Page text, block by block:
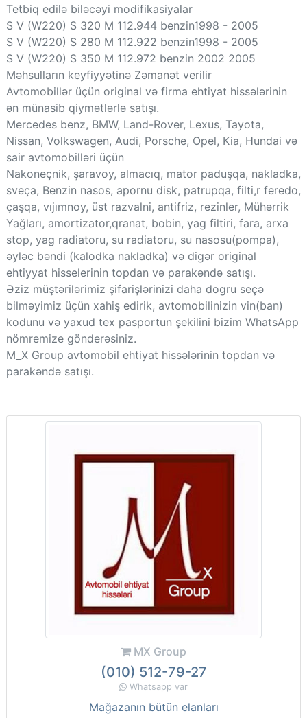
Tetbiq edilə biləcəyi modifikasiyalar
S V (W220) S 320 M 112.944 benzin1998 - 2005
S V (W220) S 280 M 112.922 benzin1998 - 2005
S V (W220) S 350 M 112.972 benzin 2002 2005
Məhsulların keyfiyyətinə Zəmanət verilir
Avtomobillər üçün original və firma ehtiyat hissələrinin
ən münasib qiymətlərlə satışı.
Mercedes benz, BMW, Land-Rover, Lexus, Tayota,
Nissan, Volkswagen, Audi, Porsche, Opel, Kia, Hundai və
sair avtomobilləri üçün
Nakoneçnik, şaravoy, almacıq, mator paduşqa, nakladka,
sveça, Benzin nasos, apornu disk, patrupqa, filti,r feredo,
çaşqa, vıjımnoy, üst razvalni, antifriz, rezinler, Mühərrik
Yağları, amortizator,qranat, bobin, yag filtiri, fara, arxa
stop, yag radiatoru, su radiatoru, su nasosu(pompa),
əyləc bəndi (kalodka nakladka) və digər original
ehtiyyat hisselerinin topdan və parakəndə satışı.
Əziz müştərilərimiz şifarişlərinizi daha dogru seçə
bilməyimiz üçün xahiş edirik, avtomobilinizin vin(ban)
kodunu və yaxud tex pasportun şekilini bizim WhatsApp
nömremize gönderəsiniz.
M_X Group avtomobil ehtiyat hissələrinin topdan və
parakəndə satışı.
MX Group
(010) 512-79-27
Whatsapp var
Mağazanın bütün elanları